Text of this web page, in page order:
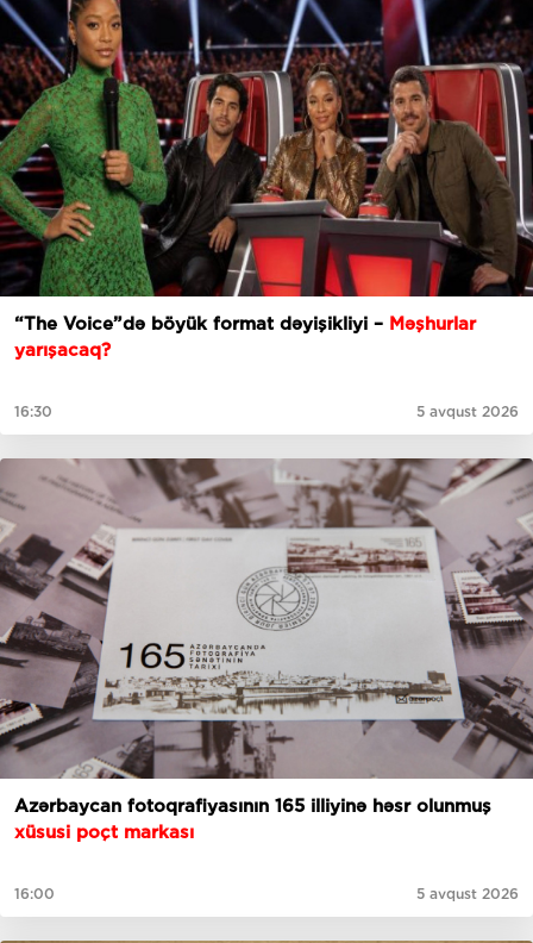
“The Voice”də böyük format dəyişikliyi – Məşhurlar
yarışacaq?
16:30 5 avqust 2026
Azərbaycan fotoqrafiyasının 165 illiyinə həsr olunmuş
xüsusi poçt markası
16:00 5 avqust 2026